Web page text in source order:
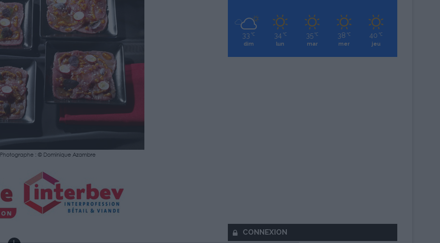
33 ℃
dim
34 ℃
lun
35 ℃
mar
38 ℃
mer
40 ℃
jeu
CONNEXION